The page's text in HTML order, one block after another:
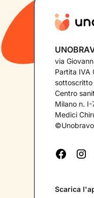
via
Partita IVA
sottoscritto
Centro
Milano n.
Medici
Scarica